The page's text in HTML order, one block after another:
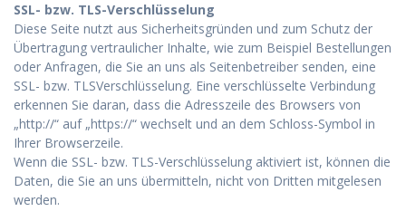
SSL- bzw. TLS-Verschlüsselung
Diese Seite nutzt aus Sicherheitsgründen und zum Schutz der
Übertragung vertraulicher Inhalte, wie zum Beispiel Bestellungen
oder Anfragen, die Sie an uns als Seitenbetreiber senden, eine
SSL- bzw. TLSVerschlüsselung. Eine verschlüsselte Verbindung
erkennen Sie daran, dass die Adresszeile des Browsers von
„http://“ auf „https://“ wechselt und an dem Schloss-Symbol in
Ihrer Browserzeile.
Wenn die SSL- bzw. TLS-Verschlüsselung aktiviert ist, können die
Daten, die Sie an uns übermitteln, nicht von Dritten mitgelesen
werden.